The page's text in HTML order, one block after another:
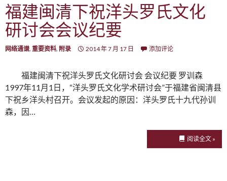
福建闽清下祝洋头罗氏文化
研讨会会议纪要
网络通谱, 重要资料, 附录 2014 年 7 月 17 日 添加评论
福建闽清下祝洋头罗氏文化研讨会 会议纪要 罗训森
1997年11月1日，“洋头罗氏文化学术研讨会”于福建省闽清县
下祝乡洋头村召开。会议发起的原因：洋头罗氏十九代孙训
森，因…
阅读全文 »